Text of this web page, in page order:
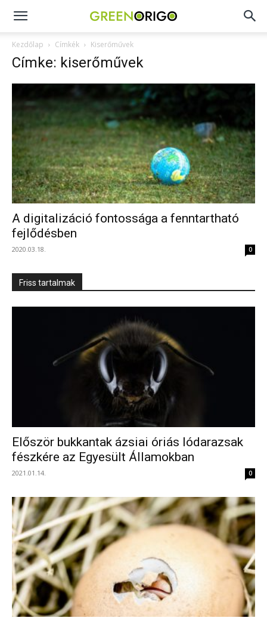
Green
Origo
portál
Kezdőlap Címkék Kiserőművek
Címke: kiserőművek
A digitalizáció fontossága a fenntartható
fejlődésben
2020.03.18. 0
Friss tartalmak
Először bukkantak ázsiai óriás lódarazsak
fészkére az Egyesült Államokban
2021.01.14. 0